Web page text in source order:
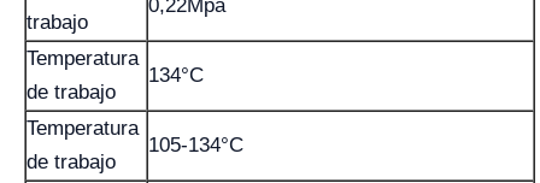
trabajo
0,22Mpa
Temperatura
de trabajo
134°C
Temperatura
de trabajo
105-134°C